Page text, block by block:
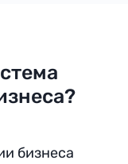
бизнеса